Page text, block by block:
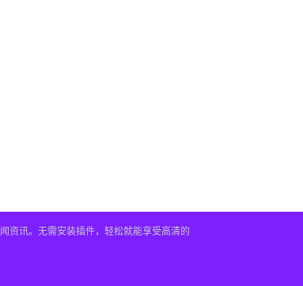
资讯。无需安装插件，轻松就能享受高清的